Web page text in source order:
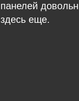
панелей
здесь еще.